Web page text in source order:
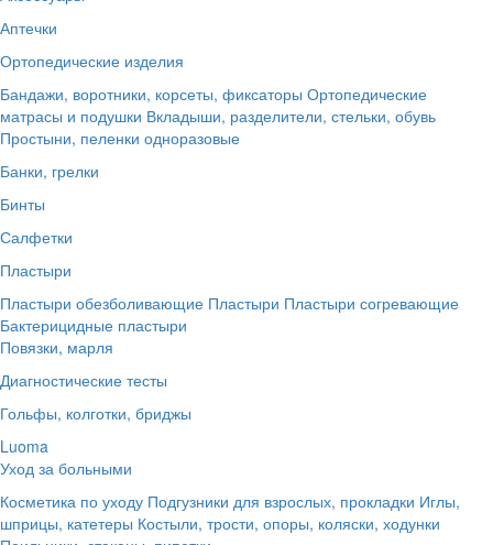
Аптечки
Ортопедические изделия
Бандажи, воротники, корсеты, фиксаторы Ортопедические
матрасы и подушки Вкладыши, разделители, стельки, обувь
Простыни, пеленки одноразовые
Банки, грелки
Бинты
Салфетки
Пластыри
Пластыри обезболивающие Пластыри Пластыри согревающие
Бактерицидные пластыри
Повязки, марля
Диагностические тесты
Гольфы, колготки, бриджы
Luoma
Уход за больными
Косметика по уходу Подгузники для взрослых, прокладки Иглы,
шприцы, катетеры Костыли, трости, опоры, коляски, ходунки